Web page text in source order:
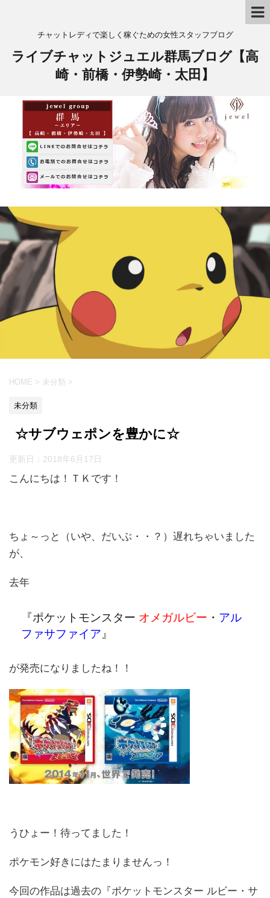
チャットレディで楽しく稼ぐための女性スタッフブログ
ライブチャットジュエル群馬ブログ【高
崎・前橋・伊勢崎・太田】
HOME > 未分類 >
未分類
☆サブウェポンを豊かに☆
更新日： 2018年6月17日
こんにちは！ＴＫです！
ちょ～っと（いや、だいぶ・・？）遅れちゃいました
が、
去年
『ポケットモンスター オメガルビー ・ アル
ファサファイア』
が発売になりましたね！！
うひょー！待ってました！
ポケモン好きにはたまりませんっ！
今回の作品は過去の『ポケットモンスター ルビー・サ